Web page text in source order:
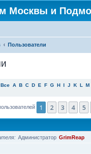
Москвы и
Пользователи
Все A B C D E F G H I J K L M
1 2 3 4 5
Администратор GrimReap